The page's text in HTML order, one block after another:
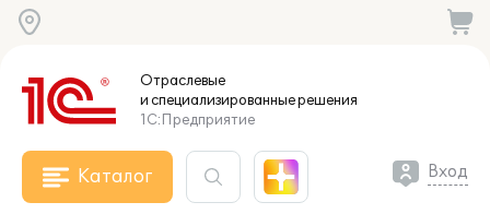
Отраслевые
и специализированныерешения
1С:Предприятие
Каталог Вход